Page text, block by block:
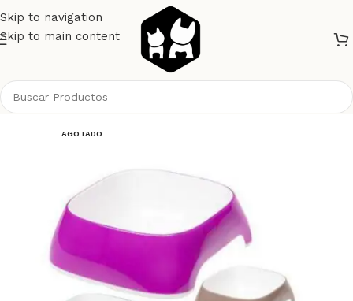
Skip to navigation
Skip to main content
AGOTADO